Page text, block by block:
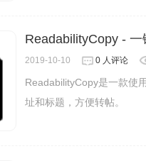
ReadabilityCopy -
2019-10-10 0 人评论
ReadabilityCopy是一款使
址和标题，方便转帖。